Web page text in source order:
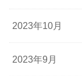
2023年10月
2023年9月